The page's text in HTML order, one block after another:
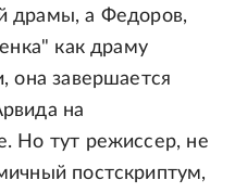
драмы, а Федоров,
как драму
она завершается
на
Но тут режиссер, не
постскриптум,